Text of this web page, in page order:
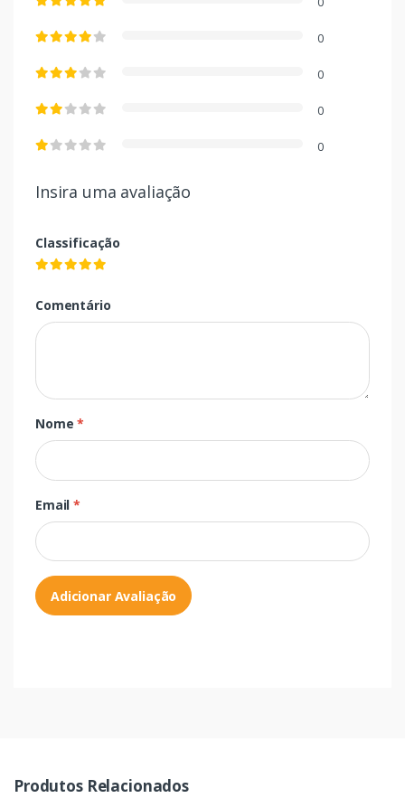
0
0
0
0
Insira uma avaliação
Classificação
Comentário
Nome*
Email*
Adicionar Avaliação
Produtos Relacionados